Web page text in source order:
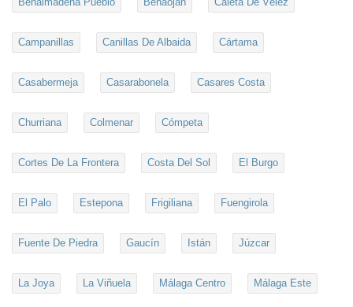
Campanillas Canillas De Albaida Cártama
Casabermeja Casarabonela Casares Costa
Churriana Colmenar Cómpeta
Cortes De La Frontera Costa Del Sol El Burgo
El Palo Estepona Frigiliana Fuengirola
Fuente De Piedra Gaucín Istán Júzcar
La Joya La Viñuela Málaga Centro Málaga Este